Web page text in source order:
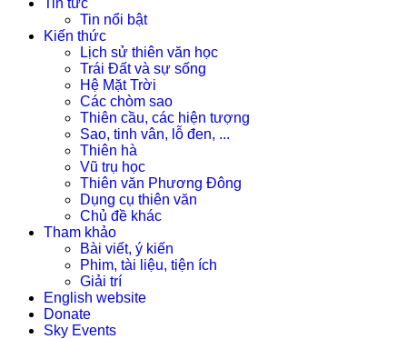
Tin tức
Tin nổi bật
Kiến thức
Lịch sử thiên văn học
Trái Đất và sự sống
Hệ Mặt Trời
Các chòm sao
Thiên cầu, các hiện tượng
Sao, tinh vân, lỗ đen, ...
Thiên hà
Vũ trụ học
Thiên văn Phương Đông
Dụng cụ thiên văn
Chủ đề khác
Tham khảo
Bài viết, ý kiến
Phim, tài liệu, tiện ích
Giải trí
English website
Donate
Sky Events